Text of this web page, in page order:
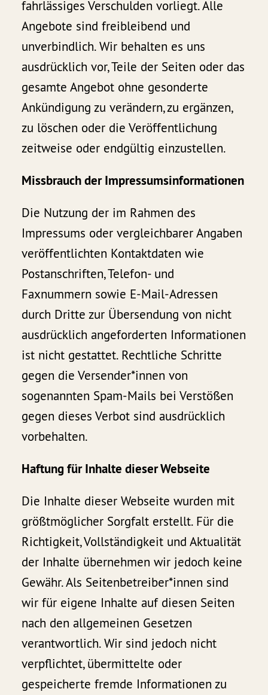
fahrlässiges Verschulden vorliegt. Alle
Angebote sind freibleibend und
unverbindlich. Wir behalten es uns
ausdrücklich vor, Teile der Seiten oder das
gesamte Angebot ohne gesonderte
Ankündigung zu verändern, zu ergänzen,
zu löschen oder die Veröffentlichung
zeitweise oder endgültig einzustellen.
Missbrauch der Impressumsinformationen
Die Nutzung der im Rahmen des
Impressums oder vergleichbarer Angaben
veröffentlichten Kontaktdaten wie
Postanschriften, Telefon- und
Faxnummern sowie E-Mail-Adressen
durch Dritte zur Übersendung von nicht
ausdrücklich angeforderten Informationen
ist nicht gestattet. Rechtliche Schritte
gegen die Versender*innen von
sogenannten Spam-Mails bei Verstößen
gegen dieses Verbot sind ausdrücklich
vorbehalten.
Haftung für Inhalte dieser Webseite
Die Inhalte dieser Webseite wurden mit
größtmöglicher Sorgfalt erstellt. Für die
Richtigkeit, Vollständigkeit und Aktualität
der Inhalte übernehmen wir jedoch keine
Gewähr. Als Seitenbetreiber*innen sind
wir für eigene Inhalte auf diesen Seiten
nach den allgemeinen Gesetzen
verantwortlich. Wir sind jedoch nicht
verpflichtet, übermittelte oder
gespeicherte fremde Informationen zu